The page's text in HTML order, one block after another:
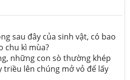
sau đây của sinh vật, có bao
chu kì mùa?
những con sò thường khép
triều lên chúng mở vỏ để lấy